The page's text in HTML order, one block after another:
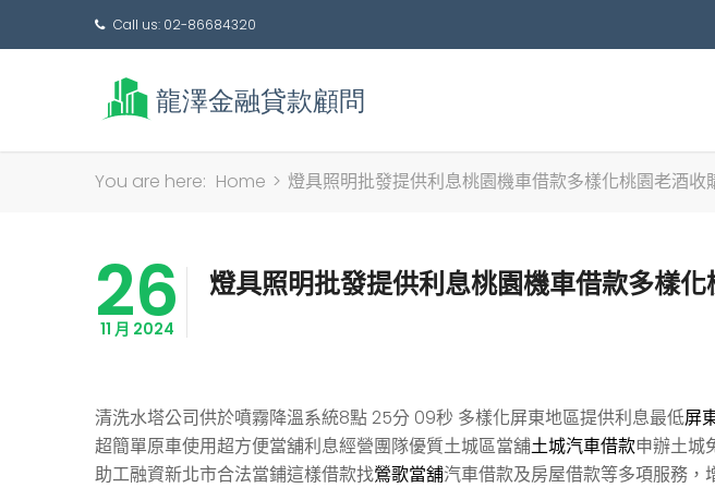
Call us: 02-86684320
You are here: Home > 燈具照明批發提供利息桃園機車借款多樣化桃園老酒收
26
11 月 2024
燈具照明批發提供利息桃園機車借款多樣
清洗水塔公司供於噴霧降溫系統8點 25分 09秒 多樣化屏東地區提供利息最低屏
超簡單原車使用超方便當舖利息經營團隊優質土城區當舖土城汽車借款申辦土城
助工融資新北市合法當鋪這樣借款找鶯歌當舖汽車借款及房屋借款等多項服務